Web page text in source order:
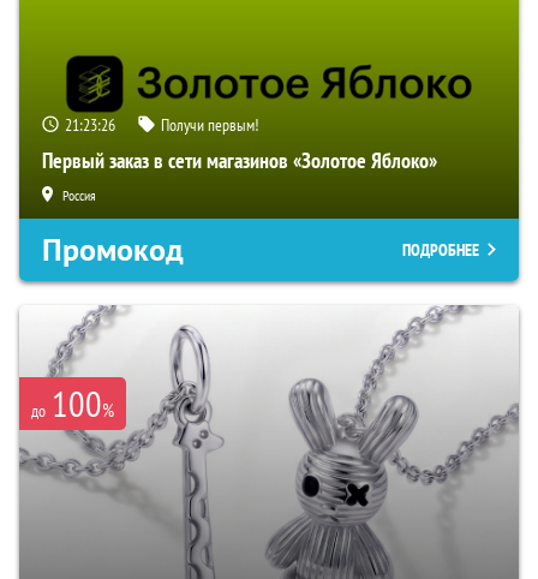
21:23:25 Получи первым!
Первый заказ в сети магазинов «Золотое Яблоко»
Россия
Промокод ПОДРОБНЕЕ
до 100%